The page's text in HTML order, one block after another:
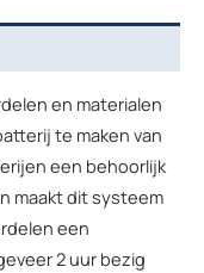
en materialen
te maken van
een behoorlijk
maakt dit systeem
een
2 uur bezig